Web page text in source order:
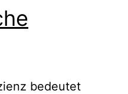
bedeutet